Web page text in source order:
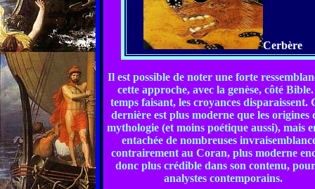
Cerbère
Il est possible de noter une forte
cette approche, avec la genèse, côté
temps faisant, les croyances disparaissent.
dernière est plus moderne que les origines
mythologie (et moins poétique aussi), mais
entachée de nombreuses
contrairement au Coran, plus moderne
donc plus crédible dans son contenu,
analystes contemporains.